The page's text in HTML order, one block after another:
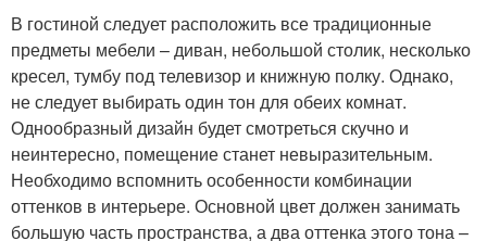
В гостиной следует расположить все традиционные
предметы мебели – диван, небольшой столик, несколько
кресел, тумбу под телевизор и книжную полку. Однако,
не следует выбирать один тон для обеих комнат.
Однообразный дизайн будет смотреться скучно и
неинтересно, помещение станет невыразительным.
Необходимо вспомнить особенности комбинации
оттенков в интерьере. Основной цвет должен занимать
большую часть пространства, а два оттенка этого тона –